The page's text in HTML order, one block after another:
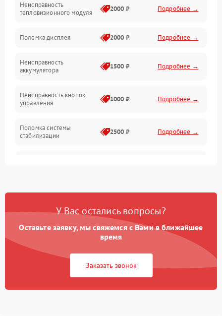
Матрица
Неисправность
тепловизионного модуля
2000 ₽ Подробнее →
Поломка дисплея 2000 ₽ Подробнее →
Неисправность
аккумулятора
1500 ₽ Подробнее →
Неисправность кнопок
управления
1000 ₽ Подробнее →
Поломка системы
стабилизации
2500 ₽ Подробнее →
Неисправность системы
Поломка системы GPS 2000 ₽ Подробнее →
Повреждение системы
защиты от перегрузок
1500 ₽
автоматического
1500 ₽ Подробнее →
У Вас остались вопросы?
Оставьте заявку, мы свяжемся с Вами в ближайшее
время
Заказать звонок